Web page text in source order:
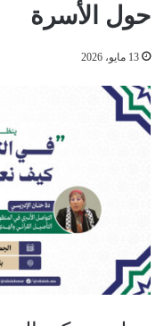
حول الأسرة
13 مايو، 2026